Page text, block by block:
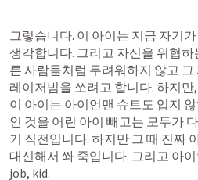
그렇습니다. 이 아이는 지금 자기
생각합니다. 그리고 자신을 위협
른 사람들처럼 두려워하지 않고
레이저빔을 쏘려고 합니다. 하지
이 아이는 아이언맨 슈트도 입지
인 것을 어린 아이 빼고는 모두가
기 직전입니다. 하지만 그 때 진짜
대신해서 쏴 죽입니다. 그리고 아
job, kid.